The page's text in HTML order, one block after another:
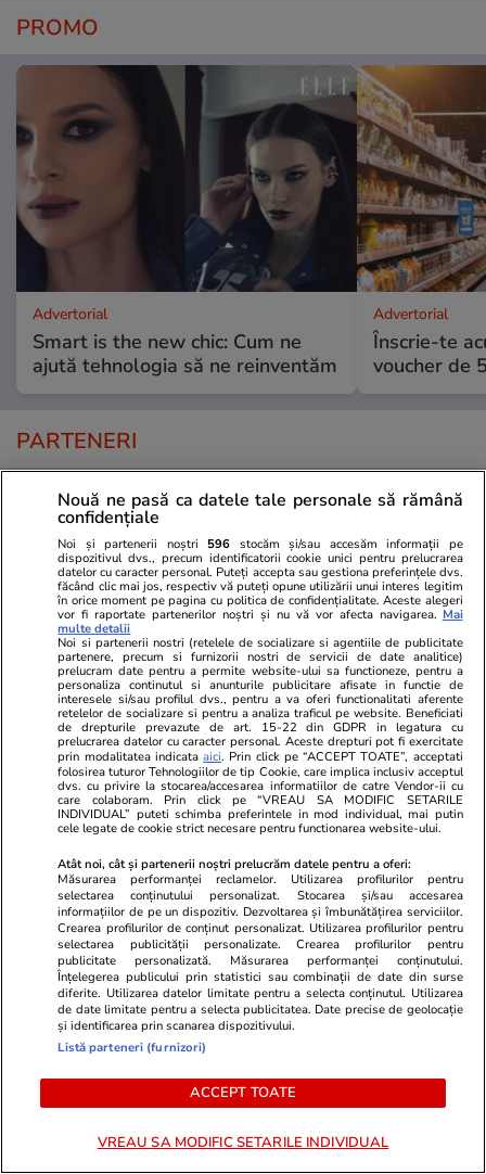
PROMO
Advertorial
Smart is the new chic: Cum ne
ajută tehnologia să ne reinventăm
Advertorial
Înscrie-te
voucher de
PARTENERI
Wowbiz.ro
Dragostea plutește la propriu pe
litoral! Doi îndrăgostiți au
transformat marea într-o scenă
de film romantic. Turiștii prezenți
Redactia.ro
Zodia care
minune în
curgă
POLITIC
Politică 12:05
Mutarea prin care AUR, S.O.S. și
POT au făcut front comun în
opoziție împotriva legii care
permite Armatei să doboare
dronele neautorizate. CCR a
Nouă ne pasă ca datele tale personale să rămână
confidențiale
Noi și partenerii noștri 596 stocăm și/sau accesăm informații pe
dispozitivul dvs., precum identificatorii cookie unici pentru prelucrarea
datelor cu caracter personal. Puteți accepta sau gestiona preferințele dvs.
făcând clic mai jos, respectiv vă puteți opune utilizării unui interes legitim
în orice moment pe pagina cu politica de confidențialitate. Aceste alegeri
vor fi raportate partenerilor noștri și nu vă vor afecta navigarea. Mai
multe detalii
Noi si partenerii nostri (retelele de socializare si agentiile de publicitate
partenere, precum si furnizorii nostri de servicii de date analitice)
prelucram date pentru a permite website-ului sa functioneze, pentru a
personaliza continutul si anunturile publicitare afisate in functie de
interesele si/sau profilul dvs., pentru a va oferi functionalitati aferente
retelelor de socializare si pentru a analiza traficul pe website. Beneficiati
de drepturile prevazute de art. 15-22 din GDPR in legatura cu
prelucrarea datelor cu caracter personal. Aceste drepturi pot fi exercitate
prin modalitatea indicataaici. Prin click pe “ACCEPT TOATE”, acceptati
folosirea tuturor Tehnologiilor de tip Cookie, care implica inclusiv acceptul
dvs. cu privire la stocarea/accesarea informatiilor de catre Vendor-ii cu
care colaboram. Prin click pe “VREAU SA MODIFIC SETARILE
INDIVIDUAL” puteti schimba preferintele in mod individual, mai putin
cele legate de cookie strict necesare pentru functionarea website-ului.
Atât noi, cât și partenerii noștri prelucrăm datele pentru a oferi:
Măsurarea performanței reclamelor. Utilizarea profilurilor pentru
selectarea conținutului personalizat. Stocarea și/sau accesarea
informațiilor de pe un dispozitiv. Dezvoltarea și îmbunătățirea serviciilor.
Crearea profilurilor de conținut personalizat. Utilizarea profilurilor pentru
selectarea publicității personalizate. Crearea profilurilor pentru
publicitate personalizată. Măsurarea performanței conținutului.
Înțelegerea publicului prin statistici sau combinații de date din surse
diferite. Utilizarea datelor limitate pentru a selecta conținutul. Utilizarea
de date limitate pentru a selecta publicitatea. Date precise de geolocație
și identificarea prin scanarea dispozitivului.
Listă parteneri (furnizori)
ACCEPT TOATE
VREAU SA MODIFIC SETARILE INDIVIDUAL